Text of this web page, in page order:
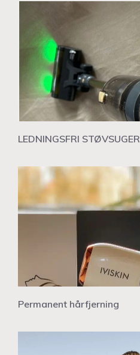
LEDNINGSFRI STØVSUGER
Permanent hårfjerning